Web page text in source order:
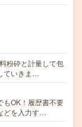
粉砕と計量して包
ていきま…
OK！履歴書不要
どを入力す…